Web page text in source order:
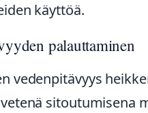
käyttöä.
palauttaminen
vedenpitävyys
sitoutumisena